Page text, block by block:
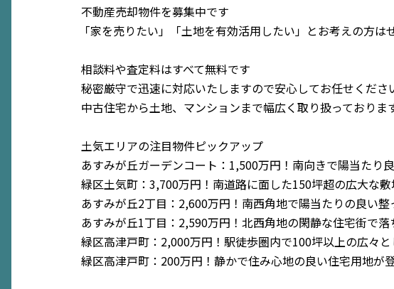
不動産売却物件を募集中です
「家を売りたい」「土地を有効活用したい」とお考えの方は
相談料や査定料はすべて無料です
秘密厳守で迅速に対応いたしますので安心してお任せくださ
中古住宅から土地、マンションまで幅広く取り扱っておりま
土気エリアの注目物件ピックアップ
あすみが丘ガーデンコート：1,500万円！南向きで陽当たり
緑区土気町：3,700万円！南道路に面した150坪超の広大な
あすみが丘2丁目：2,600万円！南西角地で陽当たりの良い整
あすみが丘1丁目：2,590万円！北西角地の閑静な住宅街で落
緑区高津戸町：2,000万円！駅徒歩圏内で100坪以上の広々
緑区高津戸町：200万円！静かで住み心地の良い住宅用地が